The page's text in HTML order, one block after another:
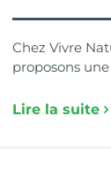
Chez Vivre
proposons
Lire la suite